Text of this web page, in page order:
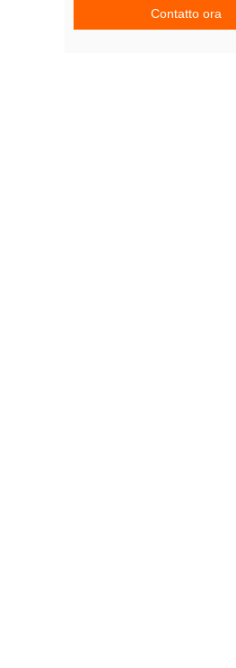
Contatto ora